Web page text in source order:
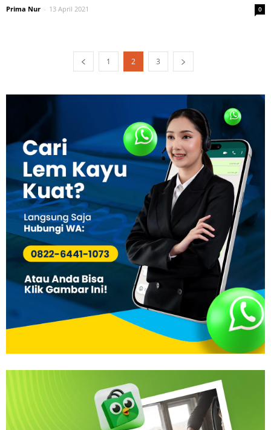
Prima Nur - 13 April 2021 0
1 2 3